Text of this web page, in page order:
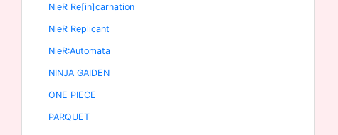
NieR Re[in]carnation
NieR Replicant
NieR:Automata
NINJA GAIDEN
ONE PIECE
PARQUET